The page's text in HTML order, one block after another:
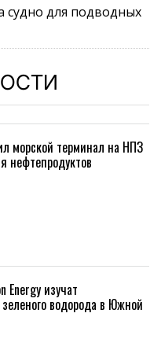
судно для подводных
морской терминал на НПЗ
нефтепродуктов
Energy изучат
водорода в Южной